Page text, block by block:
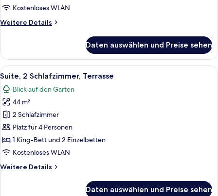
Kostenloses WLAN
Weitere Details
Weitere
Suite,
Terrasse
Daten auswählen und Preise sehen
Alle
Fotos
für
Suite,
2 Schlafzimmer,
Terrasse
anzeigen
Ein modernes Hotelzimmer mit
5
Suite, 2 Schlafzimmer, Terrasse
Blick auf den Garten
44 m²
2 Schlafzimmer
Platz für 4 Personen
1 King-Bett und 2 Einzelbetten
Kostenloses WLAN
Weitere Details
Weitere
Daten auswählen und Preise sehen